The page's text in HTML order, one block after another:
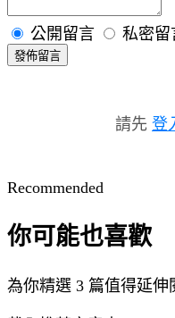
公開留言 私密留
發佈留言
請先 登
Recommended
你可能也喜歡
為你精選 3 篇值得延伸